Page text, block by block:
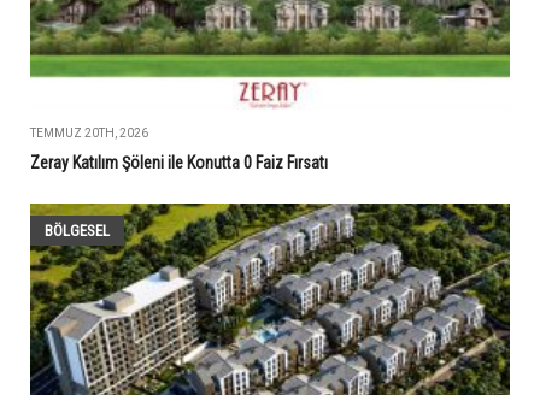
TEMMUZ 20TH, 2026
Zeray Katılım Şöleni ile Konutta 0 Faiz Fırsatı
BÖLGESEL